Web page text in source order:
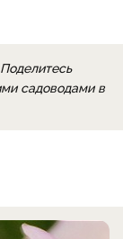
садоводами в